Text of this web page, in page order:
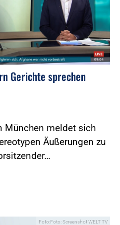
Gerichte sprechen
München meldet sich
Äußerungen zu
Foto:Foto: Screenshot WELT TV